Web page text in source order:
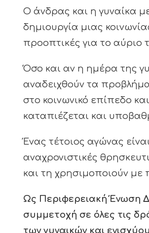
Ο άνδρας και η γυναίκα
δημιουργία μιας
προοπτικές για το αύριο
Όσο και αν η ημέρα της
αναδειχθούν τα
στο κοινωνικό επίπεδο
καταπιέζεται και
Ένας τέτοιος αγώνας
αναχρονιστικές
και τη χρησιμοποιούν με
Ως Περιφερειακή Ένωση
συμμετοχή σε όλες τις
των γυναικών και